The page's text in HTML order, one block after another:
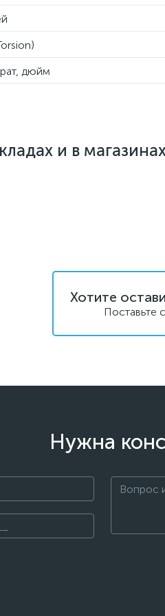
дюйм
и в
Хотите
Поставьте
Нужна